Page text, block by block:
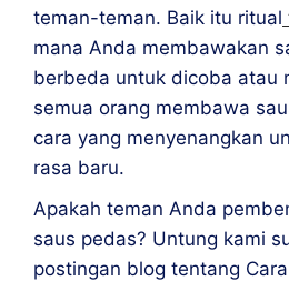
teman-teman. Baik itu ritual
mana Anda membawakan
berbeda untuk dicoba atau
semua orang membawa
cara yang menyenangkan
rasa baru.
Apakah teman Anda
saus pedas? Untung kami
postingan blog tentang